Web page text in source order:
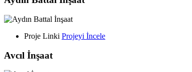
Proje Linki Projeyi İncele
Avcıl İnşaat